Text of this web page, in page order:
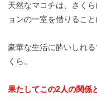
天然なマコチは、さく
ョンの一室を借りること
豪華な生活に酔いしれ
くら。
果たしてこの2人の関係